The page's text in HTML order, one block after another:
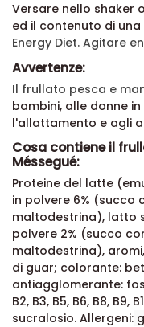
Versare nello shaker
ed il contenuto di
Energy Diet. Agitare
Avvertenze:
Il frullato pesca e
bambini, alle donne
l'allattamento e agli
Cosa contiene il
Méssegué:
Proteine del latte
in polvere 6% (succo
maltodestrina), latto
polvere 2% (succo
maltodestrina),
di guar; colorante:
antiagglomerante:
B2, B3, B5, B6, B8, B9,
sucralosio. Allergeni: